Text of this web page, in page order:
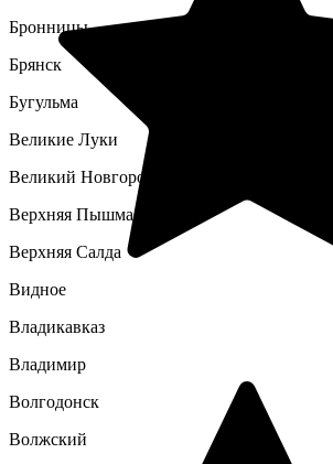
Бронницы
Брянск
Бугульма
Великие Луки
Великий Новгород
Верхняя Пышма
Верхняя Салда
Видное
Владикавказ
Владимир
Волгодонск
Волжский